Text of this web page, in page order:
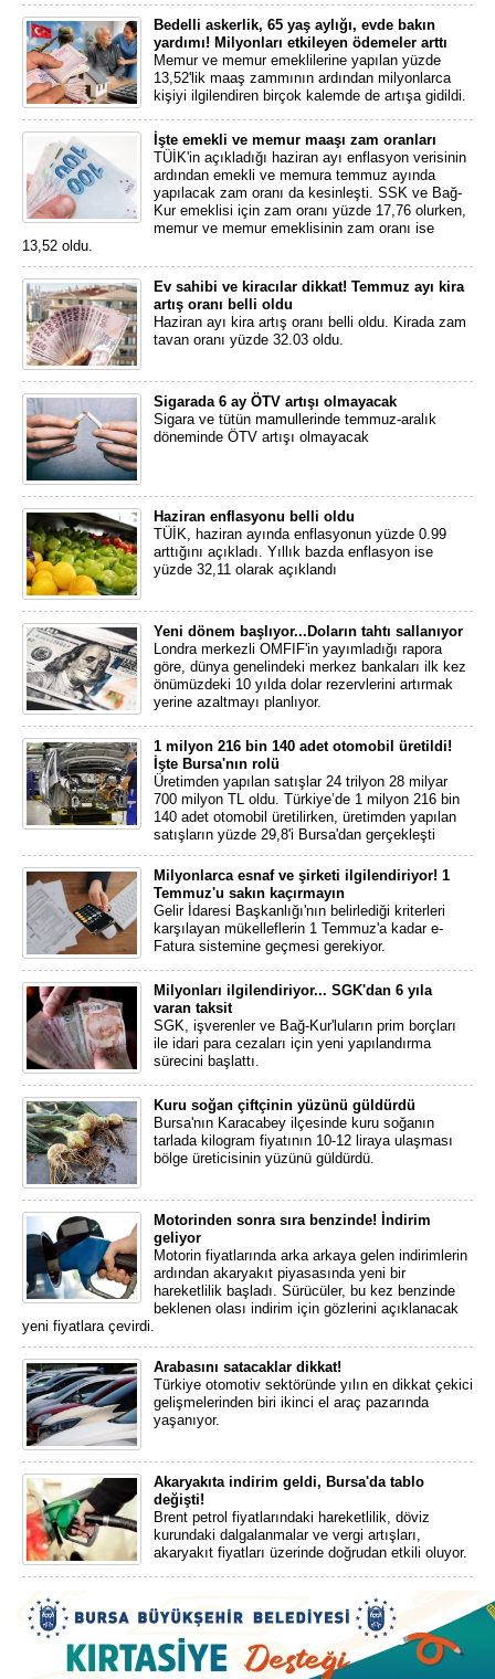
Bedelli askerlik, 65 yaş aylığı, evde bakın
yardımı! Milyonları etkileyen ödemeler arttı
Memur ve memur emeklilerine yapılan yüzde
13,52'lik maaş zammının ardından milyonlarca
kişiyi ilgilendiren birçok kalemde de artışa gidildi.
İşte emekli ve memur maaşı zam oranları
TÜİK'in açıkladığı haziran ayı enflasyon verisinin
ardından emekli ve memura temmuz ayında
yapılacak zam oranı da kesinleşti. SSK ve Bağ-
Kur emeklisi için zam oranı yüzde 17,76 olurken,
memur ve memur emeklisinin zam oranı ise
13,52 oldu.
Ev sahibi ve kiracılar dikkat! Temmuz ayı kira
artış oranı belli oldu
Haziran ayı kira artış oranı belli oldu. Kirada zam
tavan oranı yüzde 32.03 oldu.
Sigarada 6 ay ÖTV artışı olmayacak
Sigara ve tütün mamullerinde temmuz-aralık
döneminde ÖTV artışı olmayacak
Haziran enflasyonu belli oldu
TÜİK, haziran ayında enflasyonun yüzde 0.99
arttığını açıkladı. Yıllık bazda enflasyon ise
yüzde 32,11 olarak açıklandı
Yeni dönem başlıyor...Doların tahtı sallanıyor
Londra merkezli OMFIF'in yayımladığı rapora
göre, dünya genelindeki merkez bankaları ilk kez
önümüzdeki 10 yılda dolar rezervlerini artırmak
yerine azaltmayı planlıyor.
1 milyon 216 bin 140 adet otomobil üretildi!
İşte Bursa'nın rolü
Üretimden yapılan satışlar 24 trilyon 28 milyar
700 milyon TL oldu. Türkiye’de 1 milyon 216 bin
140 adet otomobil üretilirken, üretimden yapılan
satışların yüzde 29,8'i Bursa'dan gerçekleşti
Milyonlarca esnaf ve şirketi ilgilendiriyor! 1
Temmuz'u sakın kaçırmayın
Gelir İdaresi Başkanlığı'nın belirlediği kriterleri
karşılayan mükelleflerin 1 Temmuz'a kadar e-
Fatura sistemine geçmesi gerekiyor.
Milyonları ilgilendiriyor... SGK'dan 6 yıla
varan taksit
SGK, işverenler ve Bağ-Kur'luların prim borçları
ile idari para cezaları için yeni yapılandırma
sürecini başlattı.
Kuru soğan çiftçinin yüzünü güldürdü
Bursa'nın Karacabey ilçesinde kuru soğanın
tarlada kilogram fiyatının 10-12 liraya ulaşması
bölge üreticisinin yüzünü güldürdü.
Motorinden sonra sıra benzinde! İndirim
geliyor
Motorin fiyatlarında arka arkaya gelen indirimlerin
ardından akaryakıt piyasasında yeni bir
hareketlilik başladı. Sürücüler, bu kez benzinde
beklenen olası indirim için gözlerini açıklanacak
yeni fiyatlara çevirdi.
Arabasını satacaklar dikkat!
Türkiye otomotiv sektöründe yılın en dikkat çekici
gelişmelerinden biri ikinci el araç pazarında
yaşanıyor.
Akaryakıta indirim geldi, Bursa'da tablo
değişti!
Brent petrol fiyatlarındaki hareketlilik, döviz
kurundaki dalgalanmalar ve vergi artışları,
akaryakıt fiyatları üzerinde doğrudan etkili oluyor.